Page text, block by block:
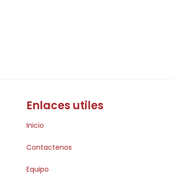
Enlaces utiles
Inicio
Contactenos
Equipo